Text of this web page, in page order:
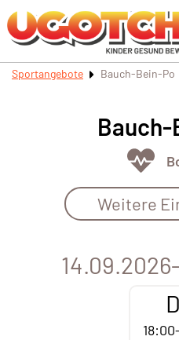
Sportangebote Bauch-Bein-Po
Bauch-
Weitere